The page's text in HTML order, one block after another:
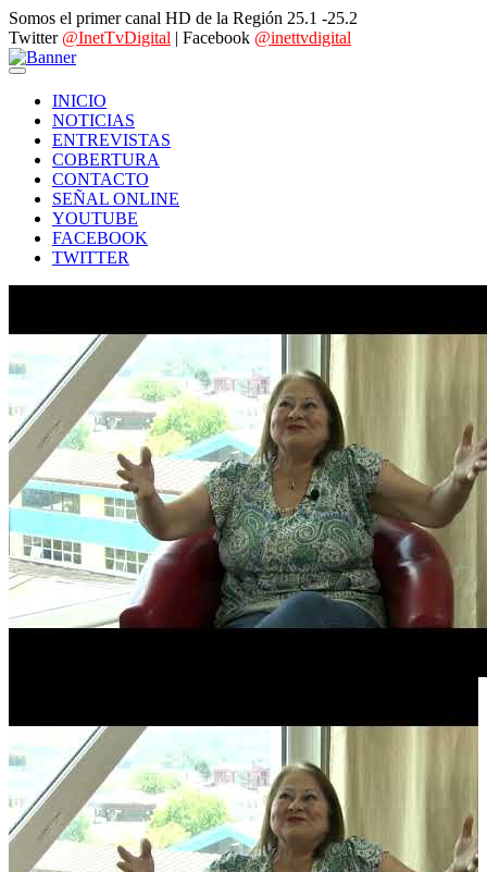
Somos el primer canal HD de la Región 25.1 -25.2
Twitter @InetTvDigital | Facebook @inettvdigital
INICIO
NOTICIAS
ENTREVISTAS
COBERTURA
CONTACTO
SEÑAL ONLINE
YOUTUBE
FACEBOOK
TWITTER